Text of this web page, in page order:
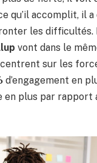
qu’il accomplit, il a
les difficultés.
vont dans le
sur les
d’engagement en
en plus par rapport